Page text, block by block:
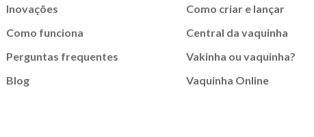
Inovações
Como funciona
Perguntas frequentes
Blog
Como criar e lançar
Central da vaquinha
Vakinha ou vaquinha?
Vaquinha Online